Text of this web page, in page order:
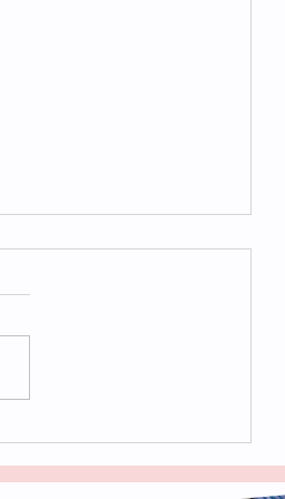
con Papas
Crocantes